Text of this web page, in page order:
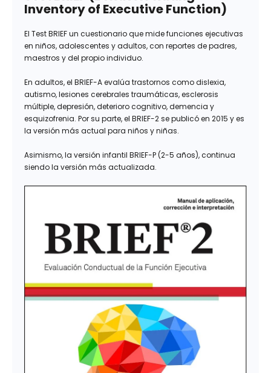
Inventory of Executive Function)
El Test BRIEF un cuestionario que mide funciones ejecutivas
en niños, adolescentes y adultos, con reportes de padres,
maestros y del propio individuo.
En adultos, el BRIEF-A evalúa trastornos como dislexia,
autismo, lesiones cerebrales traumáticas, esclerosis
múltiple, depresión, deterioro cognitivo, demencia y
esquizofrenia. Por su parte, el BRIEF-2 se publicó en 2015 y es
la versión más actual para niños y niñas.
Asimismo, la versión infantil BRIEF-P (2-5 años), continua
siendo la versión más actualizada.